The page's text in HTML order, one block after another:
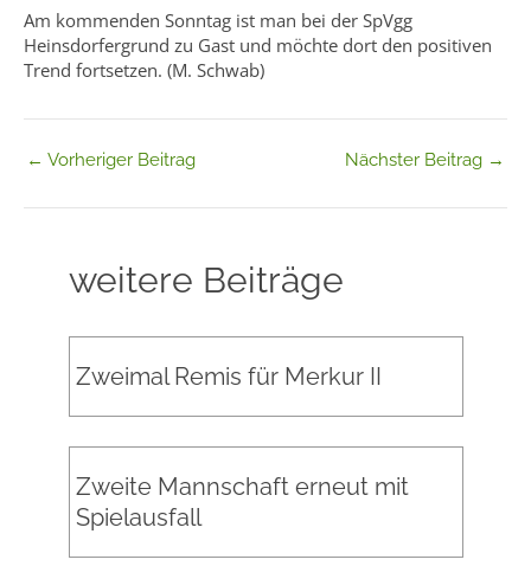
Am kommenden Sonntag ist man bei der SpVgg
Heinsdorfergrund zu Gast und möchte dort den positiven
Trend fortsetzen. (M. Schwab)
← Vorheriger Beitrag Nächster Beitrag →
weitere Beiträge
Zweimal Remis für Merkur II
Zweite Mannschaft erneut mit
Spielausfall